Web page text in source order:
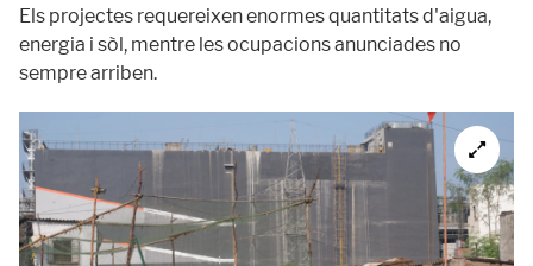
Els projectes requereixen enormes quantitats d'aigua,
energia i sòl, mentre les ocupacions anunciades no
sempre arriben.